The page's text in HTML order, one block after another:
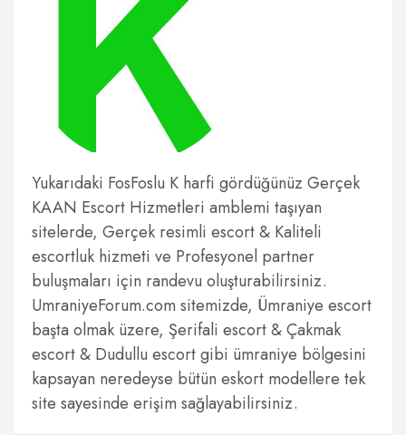
Yukarıdaki FosFoslu K harfi gördüğünüz Gerçek
KAAN Escort Hizmetleri amblemi taşıyan
sitelerde, Gerçek resimli escort & Kaliteli
escortluk hizmeti ve Profesyonel partner
buluşmaları için randevu oluşturabilirsiniz.
UmraniyeForum.com sitemizde, Ümraniye escort
başta olmak üzere, Şerifali escort & Çakmak
escort & Dudullu escort gibi ümraniye bölgesini
kapsayan neredeyse bütün eskort modellere tek
site sayesinde erişim sağlayabilirsiniz.